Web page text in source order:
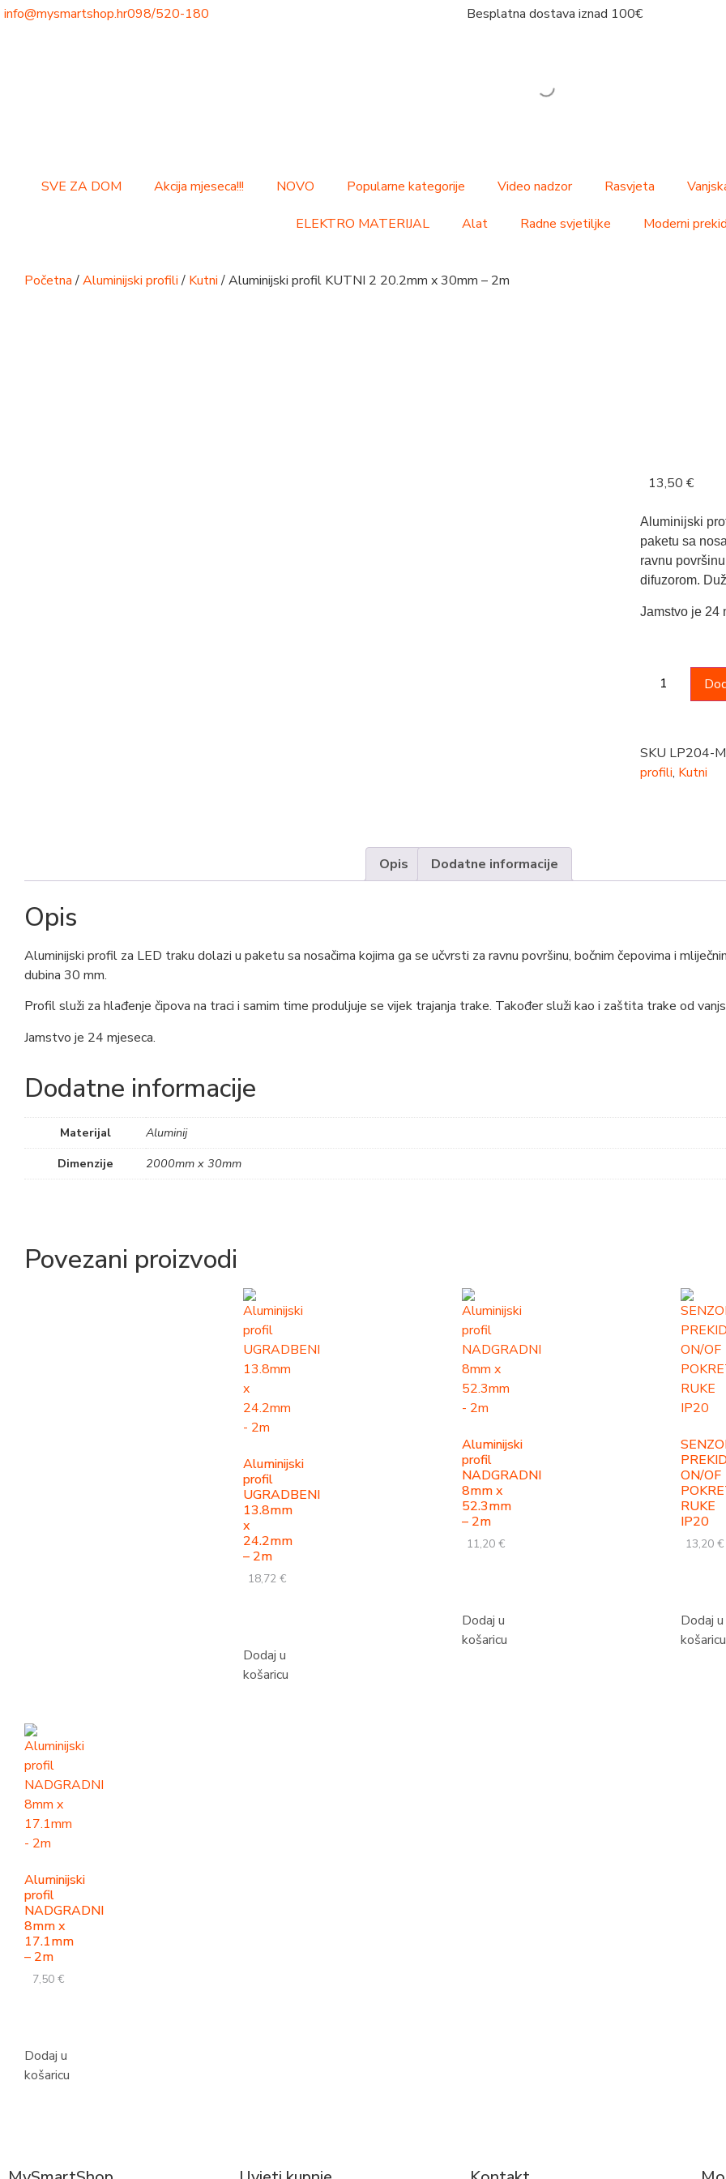
info@mysmartshop.hr098/520-180 Besplatna dostava iznad 100€
SVE ZA DOM Akcija mjeseca!!! NOVO Popularne kategorije Video nadzor Rasvjeta
ELEKTRO MATERIJAL Alat Radne svjetiljke Moderni
Početna/Aluminijski profili/ Kutni/ Aluminijski profil KUTNI 2 20.2mm x 30mm – 2m
13,50 €
Aluminijski
paketu sa
ravnu
difuzorom.
Jamstvo je 24
SKU LP204-
profili, Kutni
Opis Dodatne informacije
Opis
Aluminijski profil za LED traku dolazi u paketu sa nosačima kojima ga se učvrsti za ravnu površinu, bočnim čepovima i
dubina 30 mm.
Profil služi za hlađenje čipova na traci i samim time produljuje se vijek trajanja trake. Također služi kao i zaštita trake od
Jamstvo je 24 mjeseca.
Dodatne informacije
Materijal
Aluminij
Dimenzije
2000mm x 30mm
Povezani proizvodi
Aluminijski
profil
UGRADBENI
13.8mm
x
24.2mm
– 2m
18,72€
Dodaj u
košaricu
Aluminijski
profil
NADGRADNI
8mm x
52.3mm
– 2m
11,20€
Dodaj u
košaricu
ON/OF
RUKE
IP20
13,20€
Dodaj u
košaricu
Aluminijski
profil
NADGRADNI
8mm x
17.1mm
– 2m
7,50€
Dodaj u
košaricu